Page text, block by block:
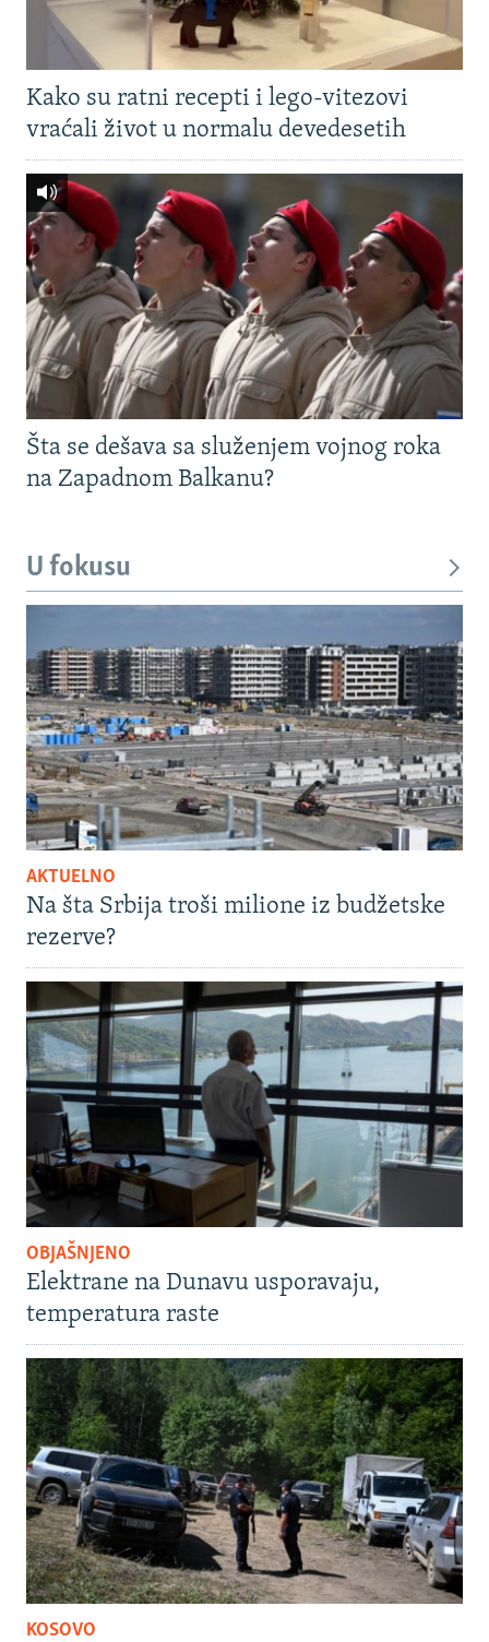
Kako su ratni recepti i lego-vitezovi
vraćali život u normalu devedesetih
Šta se dešava sa služenjem vojnog roka
na Zapadnom Balkanu?
U fokusu
AKTUELNO
Na šta Srbija troši milione iz budžetske
rezerve?
OBJAŠNJENO
Elektrane na Dunavu usporavaju,
temperatura raste
KOSOVO